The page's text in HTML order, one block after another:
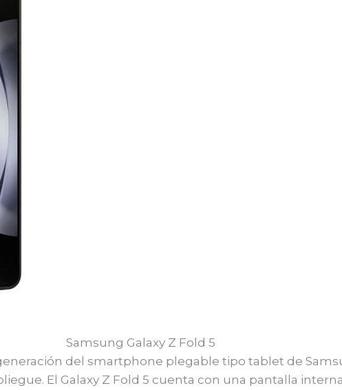
Samsung Galaxy Z Fold 5
del smartphone plegable tipo tablet de
El Galaxy Z Fold 5 cuenta con una pantalla